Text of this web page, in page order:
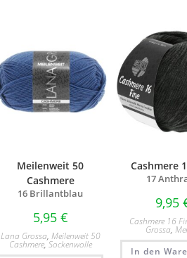
Meilenweit 50
Cashmere
16 Brillantblau
5,95 €
Lana Grossa, Meilenweit 50
Cashmere,Sockenwolle
Cashmere
17
9,95
Cashmere 16
Grossa,
In den